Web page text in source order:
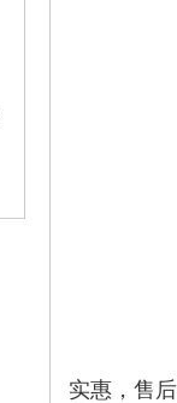
实惠，售